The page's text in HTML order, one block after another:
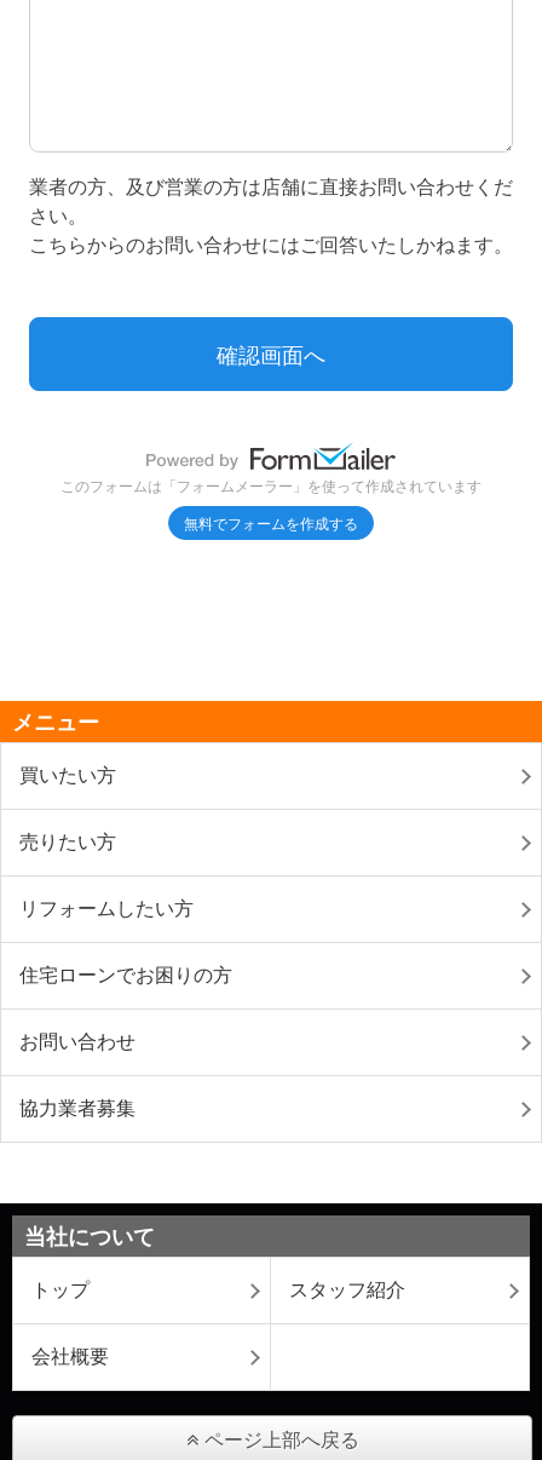
メニュー
買いたい方
売りたい方
リフォームしたい方
住宅ローンでお困りの方
お問い合わせ
協力業者募集
当社について
トップ スタッフ紹介
会社概要
ページ上部へ戻る